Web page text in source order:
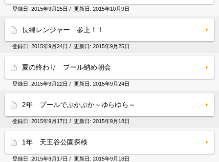
登録日: 2015年9月25日 / 更新日: 2015年10月9日
長縄レンジャー 参上！！
登録日: 2015年9月24日 / 更新日: 2015年9月25日
夏の終わり プール納め朝会
登録日: 2015年9月22日 / 更新日: 2015年9月24日
2年 プールでぷかぷか～ゆらゆら～
登録日: 2015年9月17日 / 更新日: 2015年9月18日
1年 天王谷公園探検
登録日: 2015年9月17日 / 更新日: 2015年9月18日